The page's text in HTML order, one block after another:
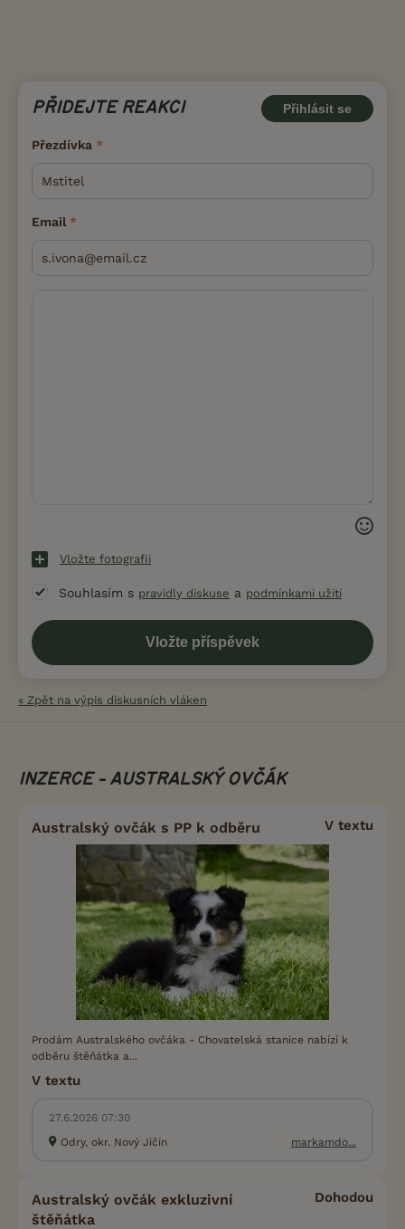
PŘIDEJTE REAKCI Přihlásit se
Přezdívka
Email
Vložte fotografii
Souhlasím s pravidly diskuse a podmínkami užití
« Zpět na výpis diskusních vláken
INZERCE - AUSTRALSKÝ OVČÁK
Australský ovčák s PP k odběru V textu
Prodám Australského ovčáka - Chovatelská stanice nabízí k
odběru štěňátka a...
V textu
27.6.2026 07:30
Odry, okr. Nový Jičín
markamdo...
Australský ovčák exkluzivní
štěňátka
Dohodou